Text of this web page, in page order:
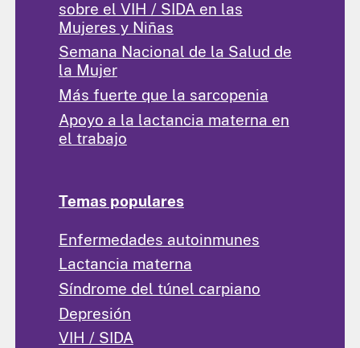
sobre el VIH / SIDA en las
Mujeres y Niñas
Semana Nacional de la Salud de
la Mujer
Más fuerte que la sarcopenia
Apoyo a la lactancia materna en
el trabajo
Temas populares
Enfermedades autoinmunes
Lactancia materna
Síndrome del túnel carpiano
Depresión
VIH / SIDA